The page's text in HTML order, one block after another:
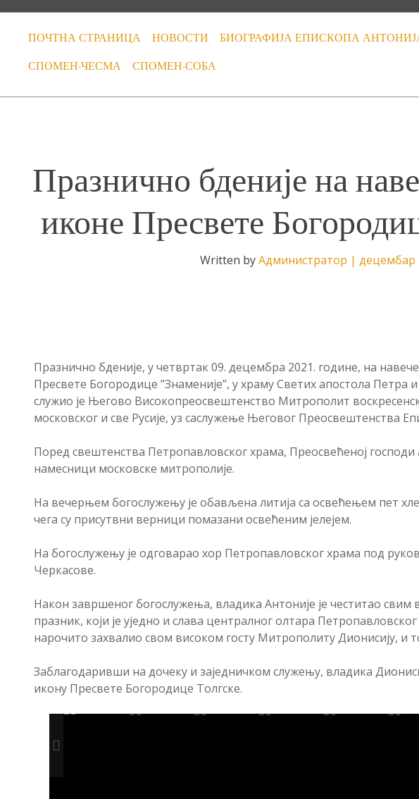
ПОЧТНА СТРАНИЦА НОВОСТИ БИОГРАФИЈА ЕПИСКОПА
СПОМЕН-ЧЕСМА СПОМЕН-СОБА
Празнично бденије на
иконе Пресвете
Written byАдминистратор |децембар
Празнично бденије, у четвртак 09. децембра 2021. године, на
Пресвете Богородице ”Знаменије”, у храму Светих апостола
служио је Његово Високопреосвештенство Митрополит
московског и све Русије, уз саслужење Његовог Преосвештенства
Поред свештенства Петропавловског храма, Преосвећеној господи
намесници московске митрополије.
На вечерњем богослужењу је обављена литија са освећењем пет
чега су присутвни верници помазани освећеним јелејем.
На богослужењу је одговарао хор Петропавловског храма под
Черкасове.
Након завршеног богослужења, владика Антоније је честитао
празник, који је уједно и слава централног олтара
нарочито захвалио свом високом госту Митрополиту Дионисију, и
Заблагодаривши на дочеку и заједничком служењу, владика
икону Пресвете Богородице Толгске.